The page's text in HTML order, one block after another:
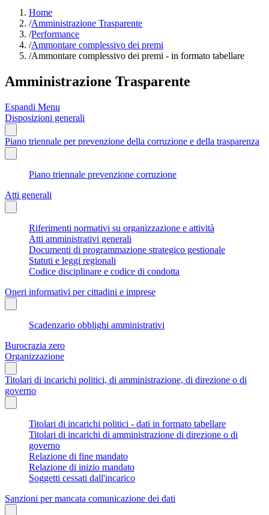
Home
/Amministrazione Trasparente
/Performance
/Ammontare complessivo dei premi
/Ammontare complessivo dei premi - in formato tabellare
Amministrazione Trasparente
Espandi Menu
Disposizioni generali
Piano triennale per prevenzione della corruzione e della trasparenza
Piano triennale prevenzione corruzione
Atti generali
Riferimenti normativi su organizzazione e attività
Atti amministrativi generali
Documenti di programmazione strategico gestionale
Statuti e leggi regionali
Codice disciplinare e codice di condotta
Oneri informativi per cittadini e imprese
Scadenzario obblighi amministrativi
Burocrazia zero
Organizzazione
Titolari di incarichi politici, di amministrazione, di direzione o di
governo
Titolari di incarichi politici - dati in formato tabellare
Titolari di incarichi di amministrazione di direzione o di
governo
Relazione di fine mandato
Relazione di inizio mandato
Soggetti cessati dall'incarico
Sanzioni per mancata comunicazione dei dati